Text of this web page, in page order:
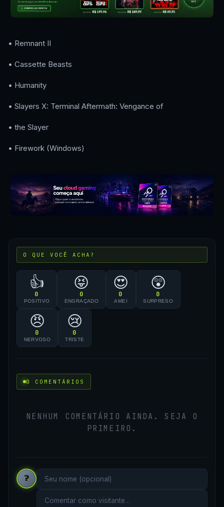
• Remnant II
• Cassette Beasts
• Humanity
• Slayers X: Terminal Aftermath: Vengance of
• the Slayer
• Firework (Windows)
O QUE VOCÊ ACHA?
👍
0
POSITIVO
😝
0
ENGRAÇADO
😍
0
AMEI
😲
0
SURPRESO
😠
0
NERVOSO
😢
0
TRISTE
0 COMENTÁRIOS
NENHUM COMENTÁRIO AINDA. SEJA O
PRIMEIRO.
?